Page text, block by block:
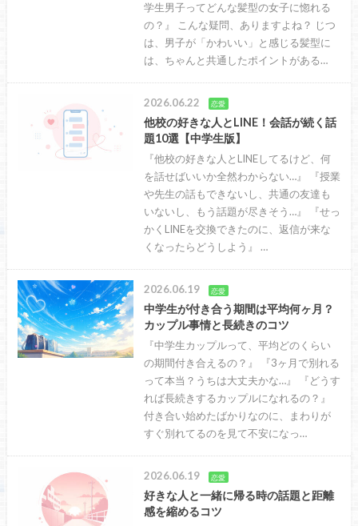
学生男子ってどんな髪型の女子に惚れる
の？』 こんな疑問、ありますよね？ じつ
は、男子が「かわいい」と感じる髪型に
は、ちゃんと共通したポイントがある…
2026.06.22 恋愛
他校の好きな人とLINE！会話が続く話
題10選【中学生版】
『他校の好きな人とLINEしてるけど、何
を話せばいいか全然わからない…』 『授業
や先生の話もできないし、共通の友達も
いないし、もう話題が尽きそう…』 『せっ
かくLINEを交換できたのに、返信が来な
くなったらどうしよう』 …
2026.06.19 恋愛
中学生が付き合う期間は平均何ヶ月？
カップル事情と長続きのコツ
『中学生カップルって、平均どのくらい
の期間付き合えるの？』 『3ヶ月で別れる
って本当？うちは大丈夫かな…』 『どうす
れば長続きするカップルになれるの？』
付き合い始めたばかりなのに、まわりが
すぐ別れてるのを見て不安になっ…
2026.06.19 恋愛
好きな人と一緒に帰る時の話題と距離
感を縮めるコツ